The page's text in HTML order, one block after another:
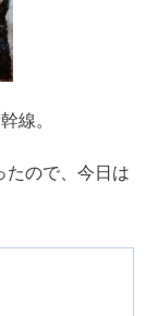
線。
たので、今日は